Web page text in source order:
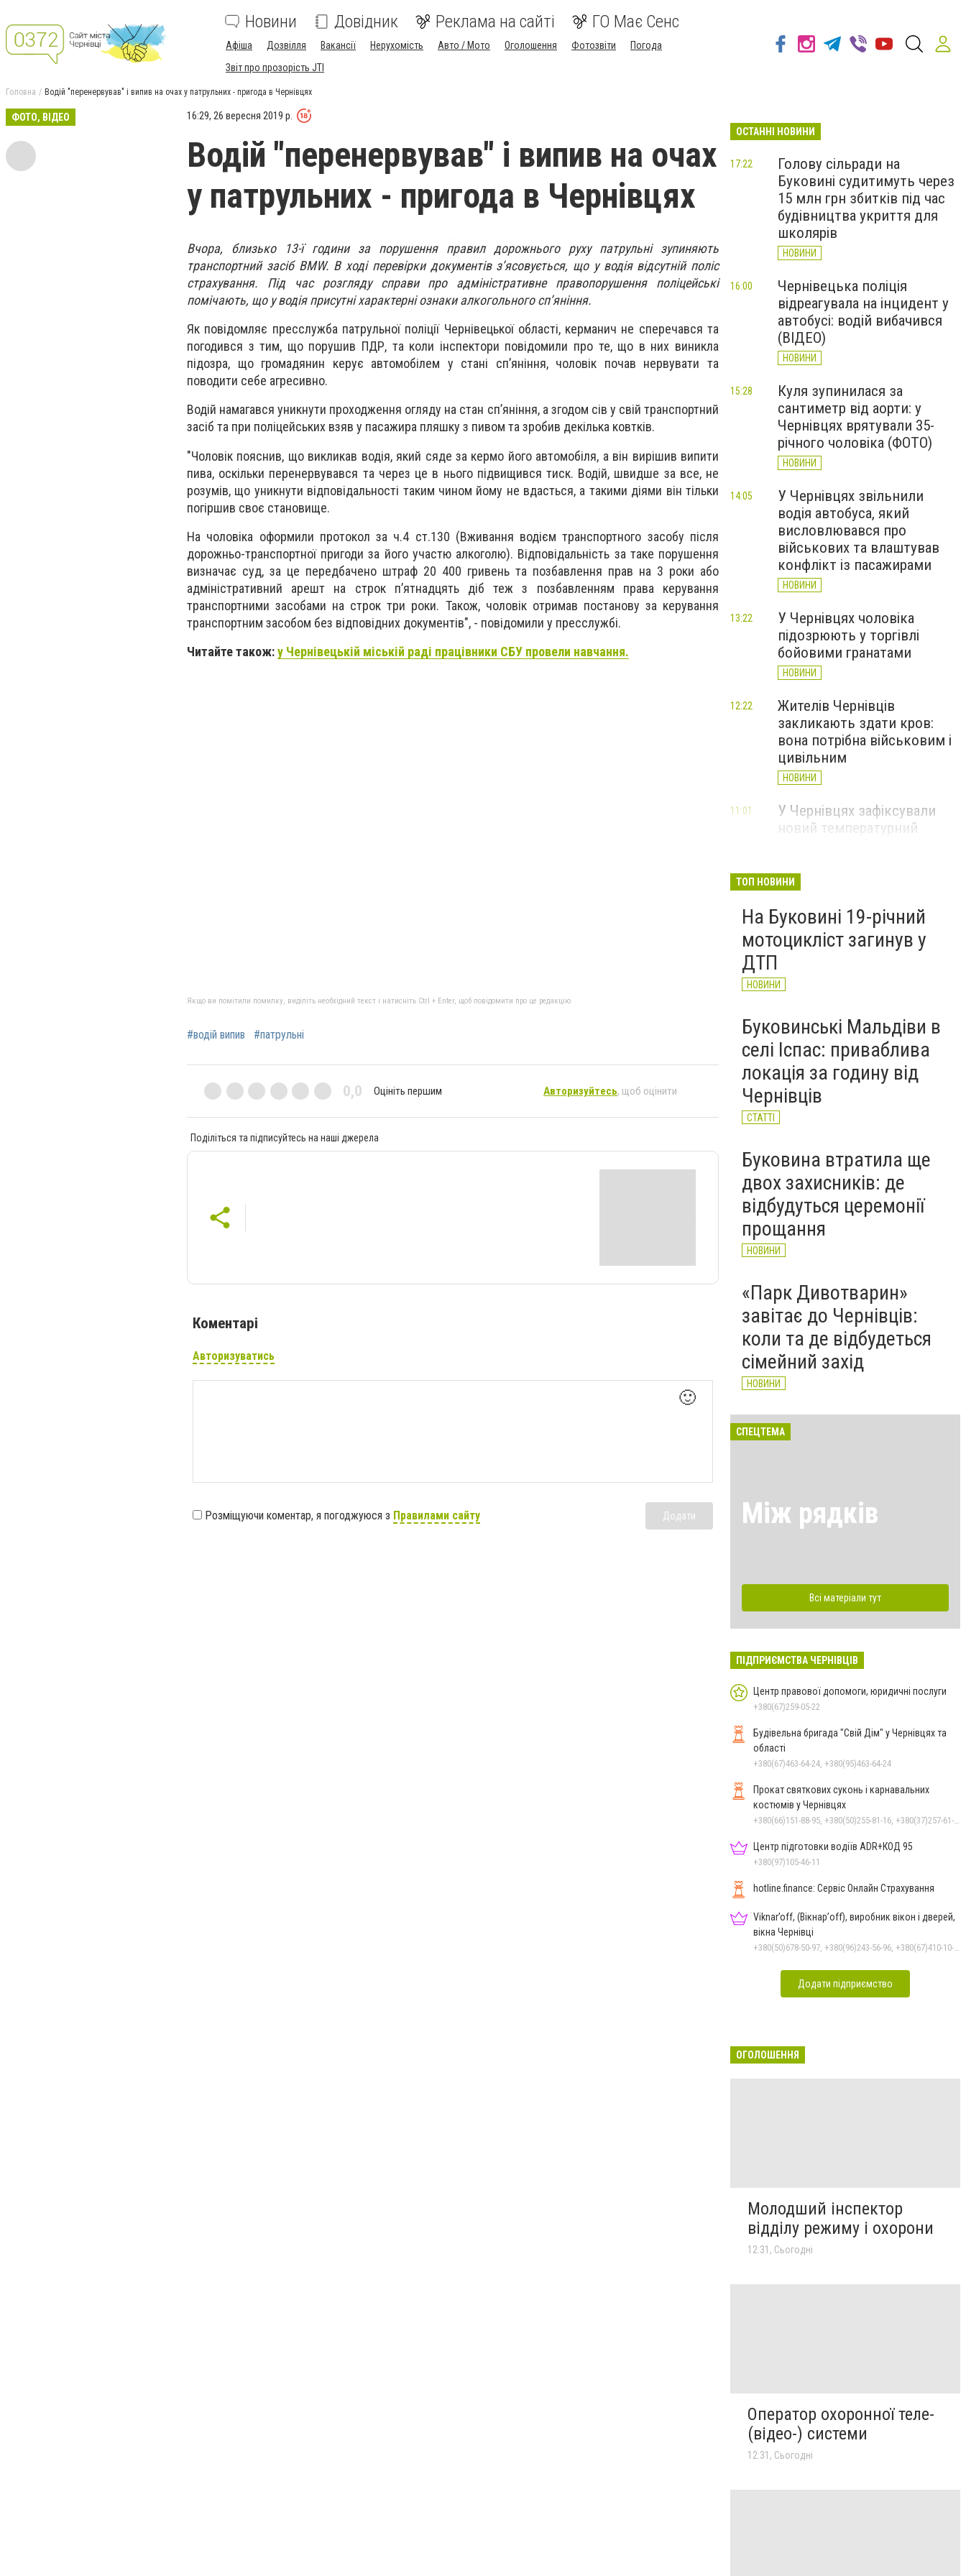
Новини Довідник Реклама на сайті ГО Має Сенс
Афіша Дозвілля Вакансії Нерухомість Авто / Мото Оголошення Фотозвіти
Погода
Звіт про прозорість JTI
Головна Водій "перенервував" і випив на очах у патрульних - пригода в Чернівцях
ФОТО, ВІДЕО 16:29, 26 вересня 2019 р.
Водій "перенервував" і випив на очах
у патрульних - пригода в Чернівцях
Вчора, близько 13-ї години за порушення правил дорожнього руху патрульні зупиняють
транспортний засіб BMW. В ході перевірки документів з’ясовується, що у водія відсутній поліс
страхування. Під час розгляду справи про адміністративне правопорушення поліцейські
помічають, що у водія присутні характерні ознаки алкогольного сп’яніння.
Як повідомляє пресслужба патрульної поліції Чернівецької області, керманич не сперечався та
погодився з тим, що порушив ПДР, та коли інспектори повідомили про те, що в них виникла
підозра, що громадянин керує автомобілем у стані сп’яніння, чоловік почав нервувати та
поводити себе агресивно.
Водій намагався уникнути проходження огляду на стан сп’яніння, а згодом сів у свій транспортний
засіб та при поліцейських взяв у пасажира пляшку з пивом та зробив декілька ковтків.
"Чоловік пояснив, що викликав водія, який сяде за кермо його автомобіля, а він вирішив випити
пива, оскільки перенервувався та через це в нього підвищився тиск. Водій, швидше за все, не
розумів, що уникнути відповідальності таким чином йому не вдасться, а такими діями він тільки
погіршив своє становище.
На чоловіка оформили протокол за ч.4 ст.130 (Вживання водієм транспортного засобу після
дорожньо-транспортної пригоди за його участю алкоголю). Відповідальність за таке порушення
визначає суд, за це передбачено штраф 20 400 гривень та позбавлення прав на 3 роки або
адміністративний арешт на строк п’ятнадцять діб теж з позбавленням права керування
транспортними засобами на строк три роки. Також, чоловік отримав постанову за керування
транспортним засобом без відповідних документів", - повідомили у пресслужбі.
Читайте також:у Чернівецькій міській раді працівники СБУ провели навчання.
Якщо ви помітили помилку, виділіть необхідний текст і натисніть Ctrl + Enter, щоб повідомити про це редакцію
#водій випив #патрульні
0,0 Оцініть першим Авторизуйтесь, щоб оцінити
Поділіться та підписуйтесь на наші джерела
Коментарі
Авторизуватись
🙂
Розміщуючи коментар, я погоджуюся з Правилами сайту Додати
ОСТАННІ НОВИНИ
Голову сільради на
Буковині судитимуть через
15 млн грн збитків під час
будівництва укриття для
школярів
НОВИНИ
17:22
Чернівецька поліція
відреагувала на інцидент у
автобусі: водій вибачився
(ВІДЕО)
НОВИНИ
16:00
Куля зупинилася за
сантиметр від аорти: у
Чернівцях врятували 35-
річного чоловіка (ФОТО)
НОВИНИ
15:28
У Чернівцях звільнили
водія автобуса, який
висловлювався про
військових та влаштував
конфлікт із пасажирами
НОВИНИ
14:05
У Чернівцях чоловіка
підозрюють у торгівлі
бойовими гранатами
НОВИНИ
13:22
Жителів Чернівців
закликають здати кров:
вона потрібна військовим і
цивільним
НОВИНИ
12:22
У Чернівцях зафіксували
новий температурний
11:01
області обмежили рух
великовагового транспорту
НОВИНИ
ТОП НОВИНИ
На Буковині 19-річний
мотоцикліст загинув у
ДТП
НОВИНИ
Буковинські Мальдіви в
селі Іспас: приваблива
локація за годину від
Чернівців
СТАТТІ
Буковина втратила ще
двох захисників: де
відбудуться церемонії
прощання
НОВИНИ
«Парк Дивотварин»
завітає до Чернівців:
коли та де відбудеться
сімейний захід
НОВИНИ
СПЕЦТЕМА
Між рядків
Всі матеріали тут
ПІДПРИЄМСТВА ЧЕРНІВЦІВ
Центр правової допомоги, юридичні послуги
+380(67)259-05-22
Будівельна бригада "Свій Дім" у Чернівцях та
області
+380(67)463-64-24, +380(95)463-64-24
Прокат святкових суконь і карнавальних
костюмів у Чернівцях
Центр підготовки водіїв ADR+КОД 95
+380(97)105-46-11
hotline.finance: Сервіс Онлайн Страхування
Viknar’off, (Вікнар’off), виробник вікон і дверей,
вікна Чернівці
Додати підприємство
ОГОЛОШЕННЯ
Молодший інспектор
відділу режиму і охорони
12:31, Сьогодні
Оператор охоронної теле-
(відео-) системи
12:31, Сьогодні